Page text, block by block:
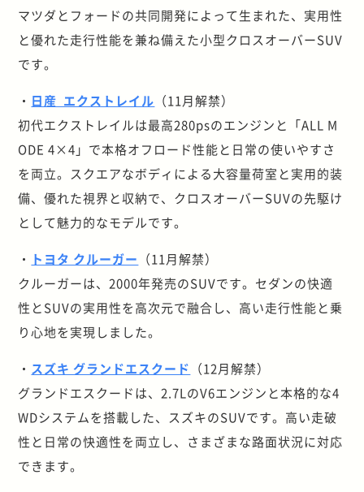
マツダとフォードの共同開発によって生まれた、実用性
と優れた走行性能を兼ね備えた小型クロスオーバーSUV
です。
・ 日産 エクストレイル （11月解禁）
初代エクストレイルは最高280psのエンジンと「ALL M
ODE 4×4」で本格オフロード性能と日常の使いやすさ
を両立。スクエアなボディによる大容量荷室と実用的装
備、優れた視界と収納で、クロスオーバーSUVの先駆け
として魅力的なモデルです。
・ トヨタ クルーガー （11月解禁）
クルーガーは、2000年発売のSUVです。セダンの快適
性とSUVの実用性を高次元で融合し、高い走行性能と乗
り心地を実現しました。
・ スズキ グランドエスクード （12月解禁）
グランドエスクードは、2.7LのV6エンジンと本格的な4
WDシステムを搭載した、スズキのSUVです。高い走破
性と日常の快適性を両立し、さまざまな路面状況に対応
できます。